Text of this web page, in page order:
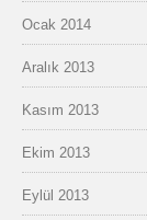
Ocak 2014
Aralık 2013
Kasım 2013
Ekim 2013
Eylül 2013